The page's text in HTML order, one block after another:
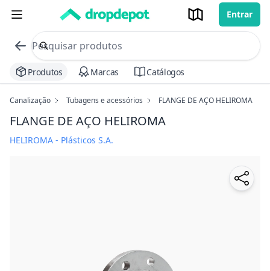
Entrar
commerce search no header
Procurar
Produtos Marcas Catálogos
Canalização Tubagens e acessórios FLANGE DE AÇO HELIROMA
FLANGE DE AÇO HELIROMA
HELIROMA - Plásticos S.A.